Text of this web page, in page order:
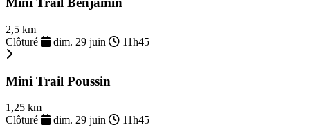
2,5 km
Clôturé
dim. 29 juin 11h45
Mini Trail Poussin
1,25 km
Clôturé
dim. 29 juin 11h45